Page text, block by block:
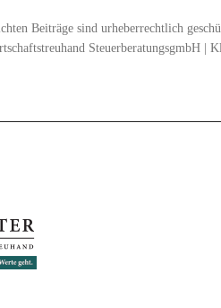
Beiträge sind urheberrechtlich
SteuerberatungsgmbH |